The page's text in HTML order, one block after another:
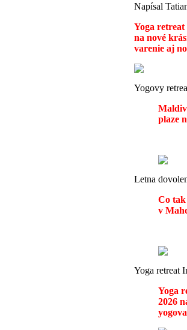
Napísal
Yoga
na nové
varenie aj
Yogovy
plaze
Letna
Co
v
Yoga retreat
Yoga
2026